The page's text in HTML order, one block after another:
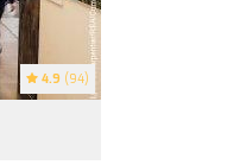
4.9 (94)